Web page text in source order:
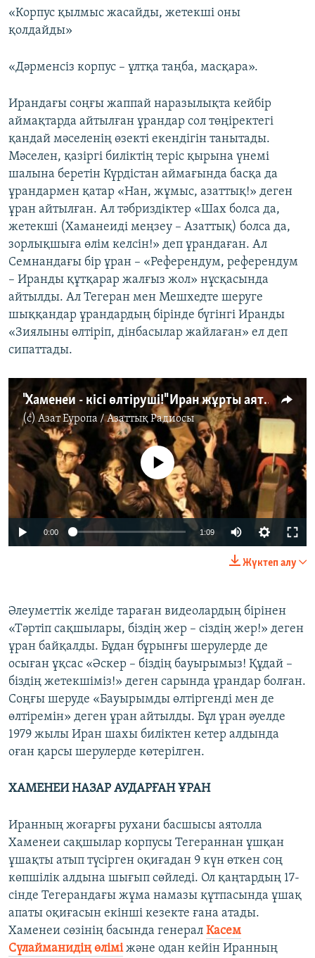
«Корпус қылмыс жасайды, жетекші оны
қолдайды»
«Дәрменсіз корпус – ұлтқа таңба, масқара».
Ирандағы соңғы жаппай наразылықта кейбір
аймақтарда айтылған ұрандар сол төңіректегі
қандай мәселенің өзекті екендігін танытады.
Мәселен, қазіргі биліктің теріс қырына үнемі
шалына беретін Күрдістан аймағында басқа да
ұрандармен қатар «Нан, жұмыс, азаттық!» деген
ұран айтылған. Ал тәбриздіктер «Шах болса да,
жетекші (Хаманеиді меңзеу – Азаттық) болса да,
зорлықшыға өлім келсін!» деп ұрандаған. Ал
Семнандағы бір ұран – «Референдум, референдум
– Иранды құтқарар жалғыз жол» нұсқасында
айтылды. Ал Тегеран мен Мешхедте шеруге
шыққандар ұрандардың бірінде бүгінгі Иранды
«Зиялыны өлтіріп, дінбасылар жайлаған» ел деп
сипаттады.
"Хаменеи - кісі өлтіруші!" Иран жұрты аятолланың биліктен кеткенін талап етті
(c) Азат Еуропа / Азаттық Радиосы
1080p
No media source currently available
0:00 1:09
404p
1080p
Жүктеп алу
Әлеуметтік желіде тараған видеолардың бірінен
«Тәртіп сақшылары, біздің жер – сіздің жер!» деген
ұран байқалды. Бұдан бұрынғы шерулерде де
осыған ұқсас «Әскер – біздің бауырымыз! Құдай –
біздің жетекшіміз!» деген сарында ұрандар болған.
Соңғы шеруде «Бауырымды өлтіргенді мен де
өлтіремін» деген ұран айтылды. Бұл ұран әуелде
1979 жылы Иран шахы биліктен кетер алдында
оған қарсы шерулерде көтерілген.
ХАМЕНЕИ НАЗАР АУДАРҒАН ҰРАН
Иранның жоғарғы рухани басшысы аятолла
Хаменеи сақшылар корпусы Тегераннан ұшқан
ұшақты атып түсірген оқиғадан 9 күн өткен соң
көпшілік алдына шығып сөйледі. Ол қаңтардың 17-
сінде Тегерандағы жұма намазы құтпасында ұшақ
апаты оқиғасын екінші кезекте ғана атады.
Хаменеи сөзінің басында генерал Касем
Сүлайманидің өліміжәне одан кейін Иранның